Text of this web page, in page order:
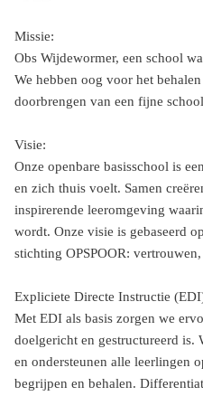
Missie:
Obs Wijdewormer, een school
We hebben oog voor het
doorbrengen van een fijne
Visie:
Onze openbare basisschool is
en zich thuis voelt. Samen
inspirerende leeromgeving
wordt. Onze visie is gebaseerd
stichting OPSPOOR:
Expliciete Directe Instructie
Met EDI als basis zorgen we
doelgericht en gestructureerd is.
en ondersteunen alle leerlingen
begrijpen en behalen.